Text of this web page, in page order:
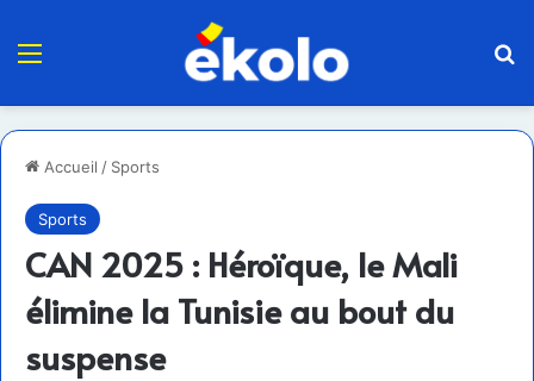
Menu
Accueil / Sports
Sports
CAN 2025 : Héroïque, le Mali
élimine la Tunisie au bout du
suspense